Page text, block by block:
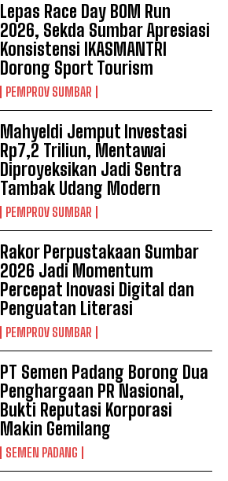
Lepas Race Day BOM Run
2026, Sekda Sumbar Apresiasi
Konsistensi IKASMANTRI
Dorong Sport Tourism
PEMPROV SUMBAR
Mahyeldi Jemput Investasi
Rp7,2 Triliun, Mentawai
Diproyeksikan Jadi Sentra
Tambak Udang Modern
PEMPROV SUMBAR
Rakor Perpustakaan Sumbar
2026 Jadi Momentum
Percepat Inovasi Digital dan
Penguatan Literasi
PEMPROV SUMBAR
PT Semen Padang Borong Dua
Penghargaan PR Nasional,
Bukti Reputasi Korporasi
Makin Gemilang
SEMEN PADANG